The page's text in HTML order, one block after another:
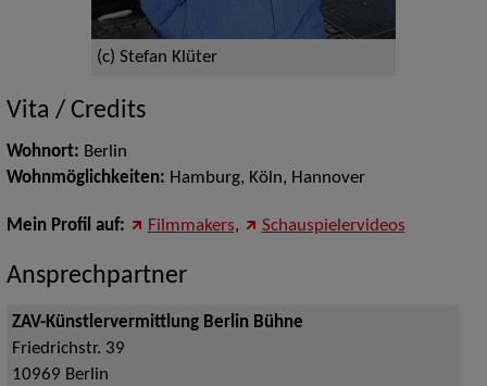
(c) Stefan Klüter
Vita / Credits
Wohnort: Berlin
Wohnmöglichkeiten: Hamburg, Köln, Hannover
Mein Profil auf: Filmmakers, Schauspielervideos
Ansprechpartner
ZAV-Künstlervermittlung Berlin Bühne
Friedrichstr. 39
10969 Berlin